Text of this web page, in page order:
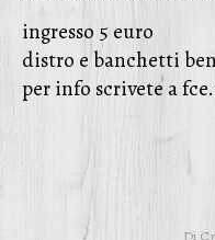
ingresso 5 euro
distro e banchetti
per info scrivete a
Di